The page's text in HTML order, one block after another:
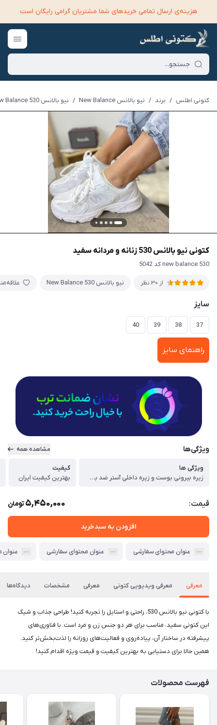
هزینه‌ی ارسال تمامی خرید‌های شما مشتریان گرامی رایگان است
کتونی اطلس / برند / نیو بالانس New Balance / نیو بالانس New Balance 530
کتونی نیو بالانس 530 زنانه و مردانه سفید
new balance 530 کد 5042
از 30 نظر نیو بالانس New Balance 530
سایز
37
38
39
40
راهنمای سایز
ویژگی‌ها مشاهده همه
ویژگی ها
زیره بیرونی بوست و زیره داخلی آستر ضد بود کار شده است . قابل شستشو در ماشین لباس شویی. بسیار سبک و راحت مخصوص استفاده روز مره
کیفیت
بهترین کیفیت ایران
قیمت: 5,450,000تومان
افزودن به سبدخرید
عنوان محتوای سفارشی عنوان محتوای سفارشی عنوان
معرفی معرفی ویدیویی کتونی معرفی مشخصات دیدگاه‌ها
با کتونی نیو بالانس 530، راحتی و استایل را تجربه کنید! طراحی جذاب و شیک
این کتونی سفید، مناسب برای هر دو جنس زن و مرد است. با فناوری‌های
پیشرفته در ساختار آن، پیاده‌روی و فعالیت‌های روزانه را لذت‌بخش‌تر کنید.
همین حالا برای دستیابی به بهترین کیفیت و قیمت ویژه اقدام کنید!
فهرست محصولات